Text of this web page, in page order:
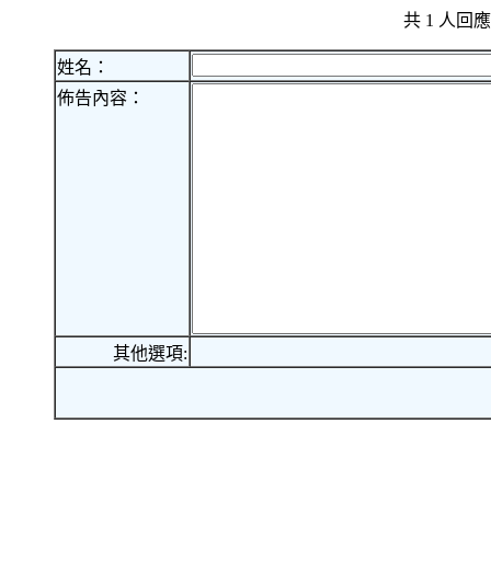
共 1 人回
姓名：
佈告內容：
其他選項: